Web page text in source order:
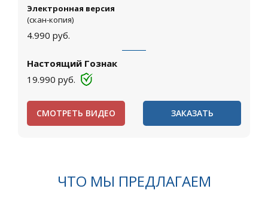
Электронная версия
(скан-копия)
4.990 руб.
Настоящий Гознак
19.990 руб.
СМОТРЕТЬ ВИДЕО ЗАКАЗАТЬ
ЧТО МЫ ПРЕДЛАГАЕМ